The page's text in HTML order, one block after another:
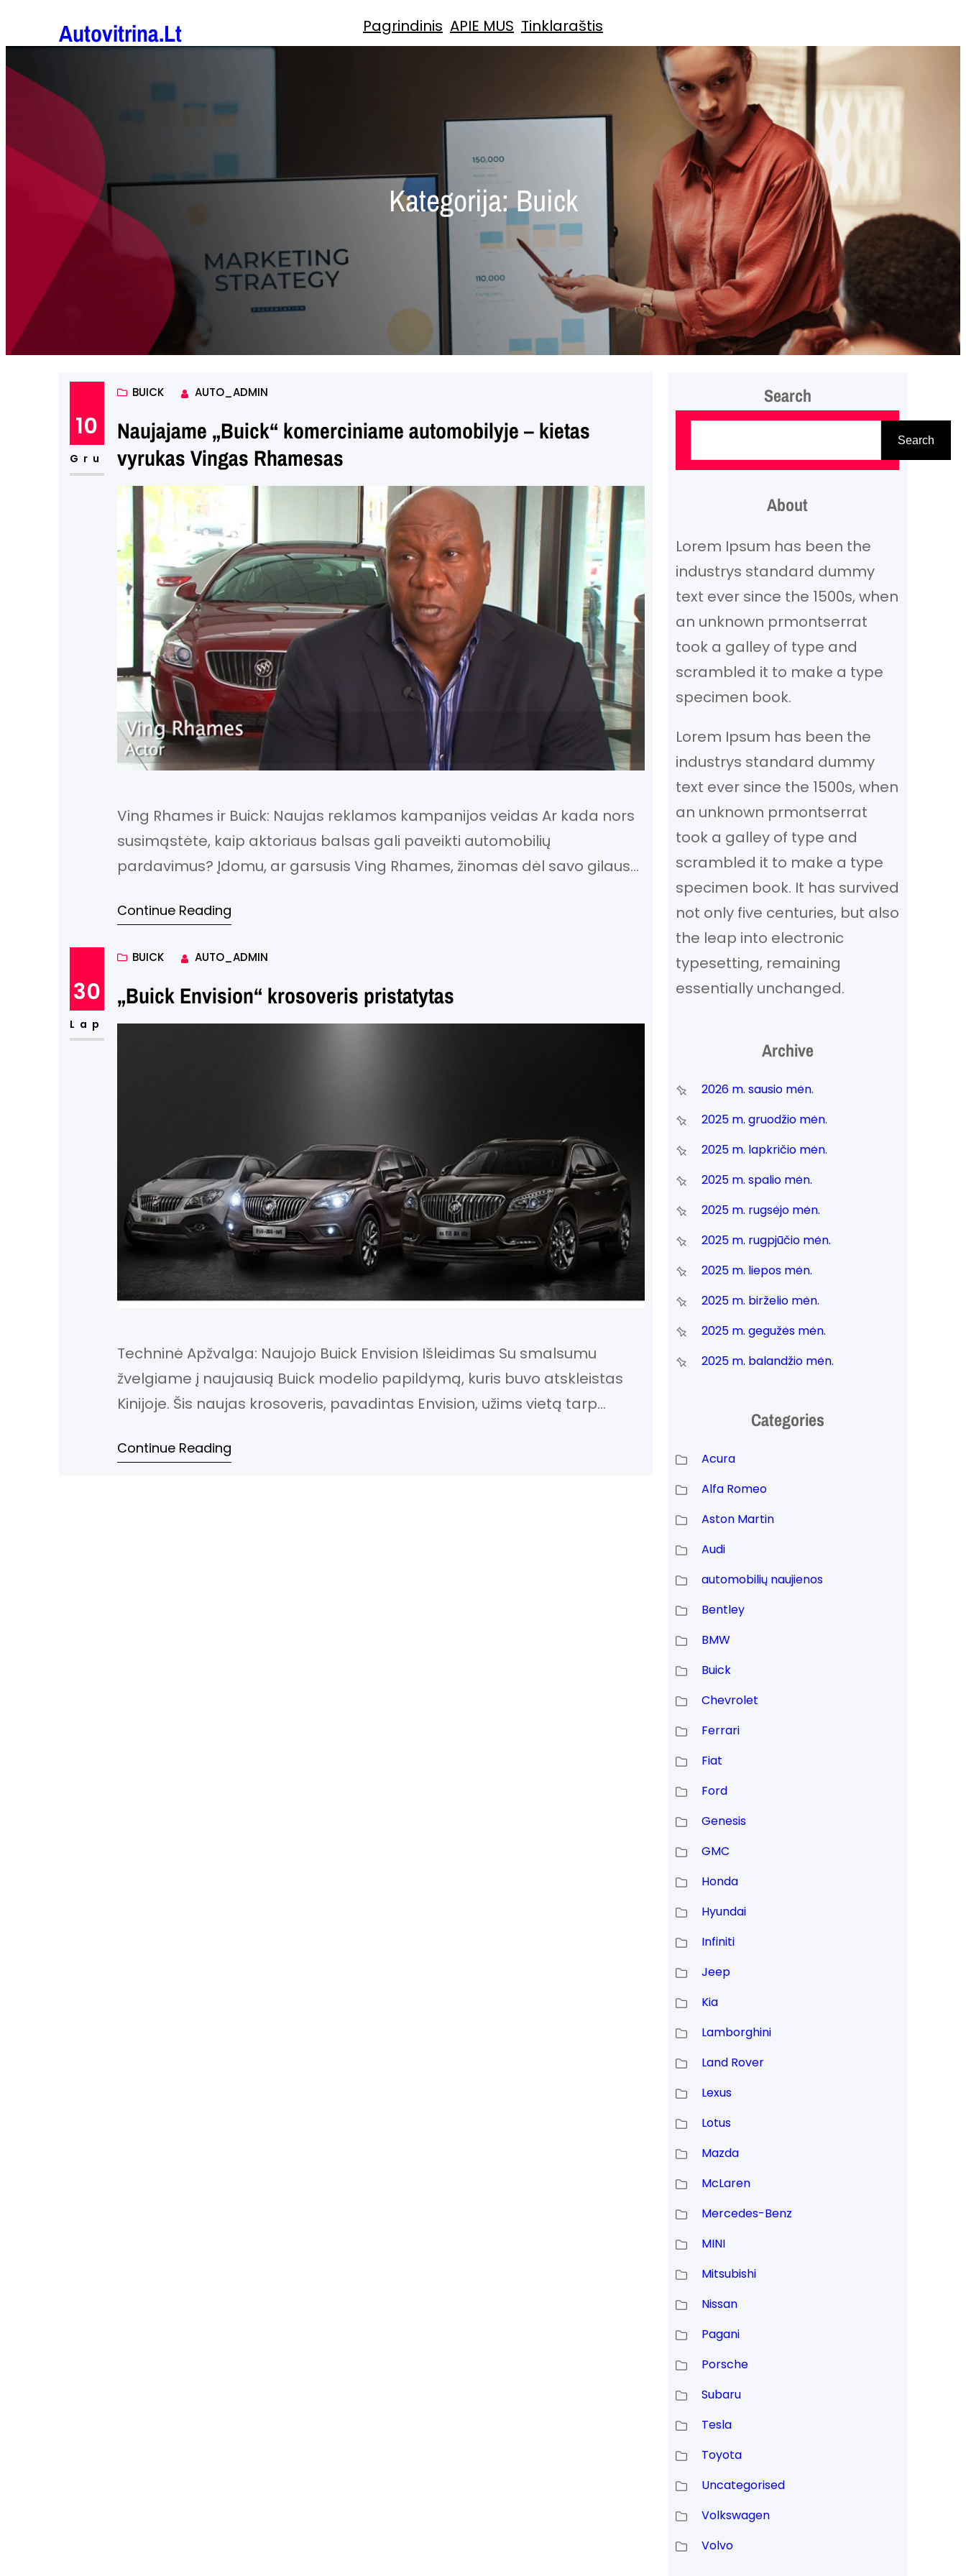
prie
turinio
Autovitrina.lt Pagrindinis APIE MUS Tinklaraštis
Kategorija:Buick
10
Gru
BUICK AUTO_ADMIN
Naujajame „Buick“ komerciniame automobilyje – kietas
vyrukas Vingas Rhamesas
Ving Rhames ir Buick: Naujas reklamos kampanijos veidas Ar kada nors
susimąstėte, kaip aktoriaus balsas gali paveikti automobilių
pardavimus? Įdomu, ar garsusis Ving Rhames, žinomas dėl savo gilaus
automobiliams? Šiuo metu jis yra naujojo Buick reklamos kampanijos
Continue Reading
30
Lap
BUICK AUTO_ADMIN
„Buick Envision“ krosoveris pristatytas
Techninė Apžvalga: Naujojo Buick Envision Išleidimas Su smalsumu
žvelgiame į naujausią Buick modelio papildymą, kuris buvo atskleistas
Kinijoje. Šis naujas krosoveris, pavadintas Envision, užims vietą tarp
Kinijos rinkoje 2015 metų pradžioje. Tikimasi, kad iki 2015 metų vidurio ar
Continue Reading
Search
i
k
a
Search
About
Lorem Ipsum has been the
industrys standard dummy
text ever since the 1500s, when
an unknown prmontserrat
took a galley of type and
scrambled it to make a type
specimen book.
Lorem Ipsum has been the
industrys standard dummy
text ever since the 1500s, when
an unknown prmontserrat
took a galley of type and
scrambled it to make a type
specimen book. It has survived
not only five centuries, but also
the leap into electronic
typesetting, remaining
essentially unchanged.
Archive
2026 m. sausio mėn.
2025 m. gruodžio mėn.
2025 m. lapkričio mėn.
2025 m. spalio mėn.
2025 m. rugsėjo mėn.
2025 m. rugpjūčio mėn.
2025 m. liepos mėn.
2025 m. birželio mėn.
2025 m. gegužės mėn.
2025 m. balandžio mėn.
Categories
Acura
Alfa Romeo
Aston Martin
Audi
automobilių naujienos
Bentley
BMW
Buick
Chevrolet
Ferrari
Fiat
Ford
Genesis
GMC
Honda
Hyundai
Infiniti
Jeep
Kia
Lamborghini
Land Rover
Lexus
Lotus
Mazda
McLaren
Mercedes-Benz
MINI
Mitsubishi
Nissan
Pagani
Porsche
Subaru
Tesla
Toyota
Uncategorised
Volkswagen
Volvo